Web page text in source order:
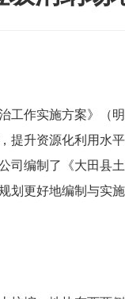
作实施方案》（明
提升资源化利用水
司编制了《大田县
划更好地编制与实施